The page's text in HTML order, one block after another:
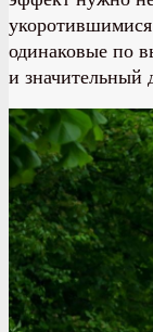
одинаковые по
и значительный